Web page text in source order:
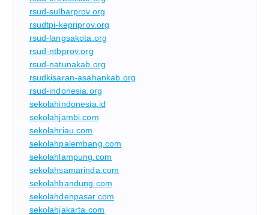
rsud-sulbarprov.org
rsudtpi-kepriprov.org
rsud-langsakota.org
rsud-ntbprov.org
rsud-natunakab.org
rsudkisaran-asahankab.org
rsud-indonesia.org
sekolahindonesia.id
sekolahjambi.com
sekolahriau.com
sekolahpalembang.com
sekolahlampung.com
sekolahsamarinda.com
sekolahbandung.com
sekolahdenpasar.com
sekolahjakarta.com